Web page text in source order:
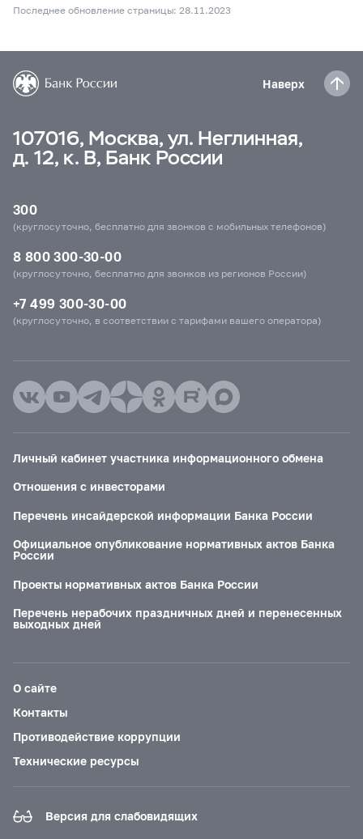
Последнее обновление страницы: 28.11.2023
Наверх
107016, Москва, ул. Неглинная,
д. 12, к. В, Банк России
300
(круглосуточно, бесплатно для звонков с мобильных телефонов)
8 800 300-30-00
(круглосуточно, бесплатно для звонков из регионов России)
+7 499 300-30-00
(круглосуточно, в соответствии с тарифами вашего оператора)
Личный кабинет участника информационного обмена
Отношения с инвесторами
Перечень инсайдерской информации Банка России
Официальное опубликование нормативных актов Банка
России
Проекты нормативных актов Банка России
Перечень нерабочих праздничных дней и перенесенных
выходных дней
О сайте
Контакты
Противодействие коррупции
Технические ресурсы
Версия для слабовидящих